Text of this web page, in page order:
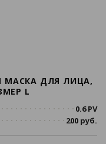
МАСКА ДЛЯ ЛИЦА,
L
0.6 PV
200 руб.